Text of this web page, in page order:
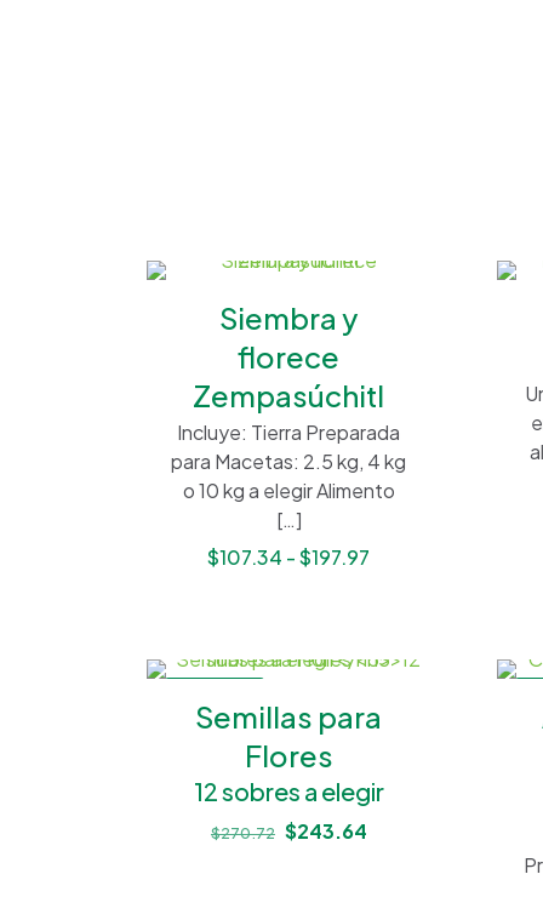
Siembra y
florece
Zempasúchitl
Incluye: Tierra Preparada
para Macetas: 2.5 kg, 4 kg
o 10 kg a elegir Alimento
[…]
$107.34 - $197.97
$107.34
$197.97
Semillas para
Flores
12 sobres a elegir
$270.72 El
$243.64El